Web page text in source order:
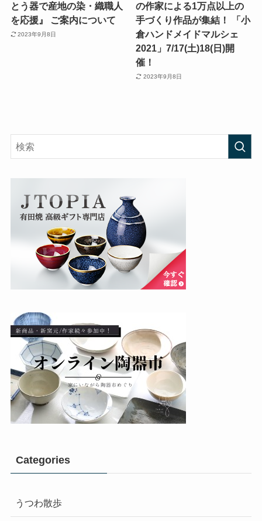
とう器で産地の染・織職人
を応援』 ご案内について
2023年9月8日
の作家による1万点以上の
手づくり作品が集結！ 「小
倉ハンドメイドマルシェ
2021」7/17(土)18(日)開
催！
2023年9月8日
Categories
うつわ散歩